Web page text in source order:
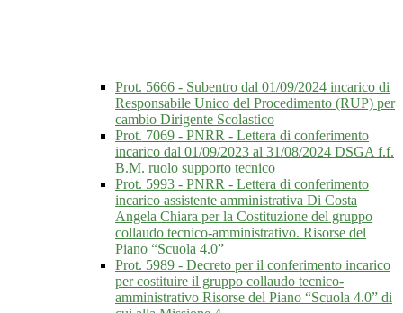
Prot. 5666 - Subentro dal 01/09/2024 incarico di
Responsabile Unico del Procedimento (RUP) per
cambio Dirigente Scolastico
Prot. 7069 - PNRR - Lettera di conferimento
incarico dal 01/09/2023 al 31/08/2024 DSGA f.f.
B.M. ruolo supporto tecnico
Prot. 5993 - PNRR - Lettera di conferimento
incarico assistente amministrativa Di Costa
Angela Chiara per la Costituzione del gruppo
collaudo tecnico-amministrativo. Risorse del
Piano “Scuola 4.0”
Prot. 5989 - Decreto per il conferimento incarico
per costituire il gruppo collaudo tecnico-
amministrativo Risorse del Piano “Scuola 4.0” di